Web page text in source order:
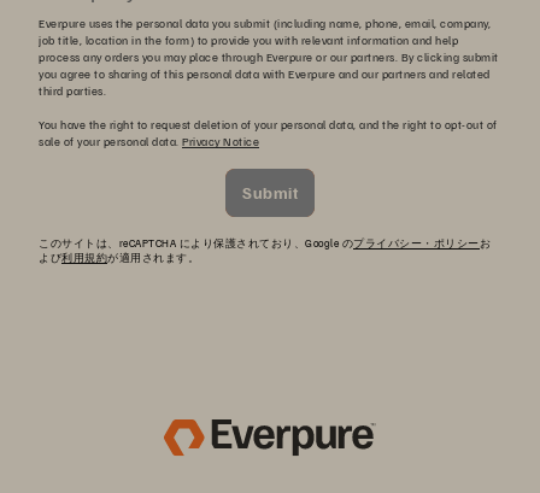
Everpure uses the personal data you submit (including name, phone, email, company,
job title, location in the form) to provide you with relevant information and help
process any orders you may place through Everpure or our partners. By clicking submit
you agree to sharing of this personal data with Everpure and our partners and related
third parties.
You have the right to request deletion of your personal data, and the right to opt-out of
sale of your personal data. Privacy Notice
Submit
このサイトは、reCAPTCHA により保護されており、Google のプライバシー・ポリシーお
よび利用規約が適用されます。